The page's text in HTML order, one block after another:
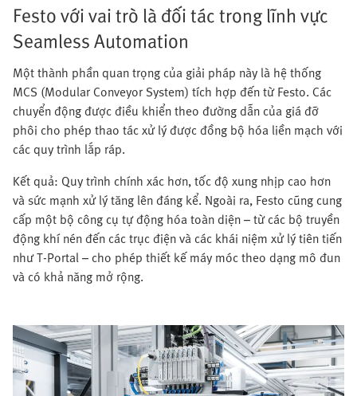
Festo với vai trò là đối tác trong lĩnh vực
Seamless Automation
Một thành phần quan trọng của giải pháp này là hệ thống
MCS (Modular Conveyor System) tích hợp đến từ Festo. Các
chuyển động được điều khiển theo đường dẫn của giá đỡ
phôi cho phép thao tác xử lý được đồng bộ hóa liền mạch với
các quy trình lắp ráp.
Kết quả: Quy trình chính xác hơn, tốc độ xung nhịp cao hơn
và sức mạnh xử lý tăng lên đáng kể. Ngoài ra, Festo cũng cung
cấp một bộ công cụ tự động hóa toàn diện – từ các bộ truyền
động khí nén đến các trục điện và các khái niệm xử lý tiên tiến
như T-Portal – cho phép thiết kế máy móc theo dạng mô đun
và có khả năng mở rộng.